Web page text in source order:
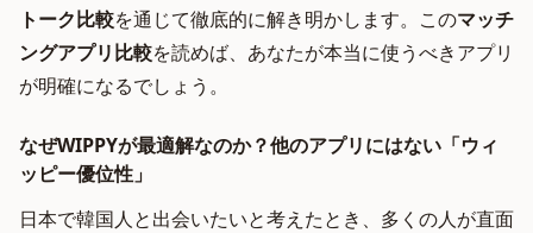
トーク比較を通じて徹底的に解き明かします。このマッチ
ングアプリ比較を読めば、あなたが本当に使うべきアプリ
が明確になるでしょう。
なぜWIPPYが最適解なのか？他のアプリにはない「ウィ
ッピー優位性」
日本で韓国人と出会いたいと考えたとき、多くの人が直面